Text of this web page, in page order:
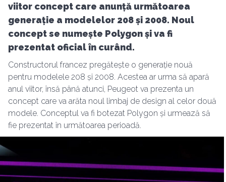
viitor concept care anunță următoarea
generație a modelelor 208 și 2008. Noul
concept se numește Polygon și va fi
prezentat oficial în curând.
Constructorul francez pregătește o generație nouă
pentru modelele 208 și 2008. Acestea ar urma să apară
anul viitor, însă până atunci, Peugeot va prezenta un
concept care va arăta noul limbaj de design al celor două
modele. Conceptul va fi botezat Polygon și urmează să
fie prezentat în următoarea perioadă.